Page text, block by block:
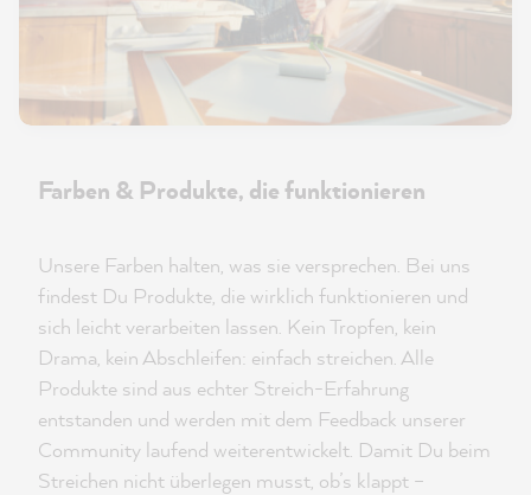
Farben & Produkte, die funktionieren
Unsere Farben halten, was sie versprechen. Bei uns
findest Du Produkte, die wirklich funktionieren und
sich leicht verarbeiten lassen. Kein Tropfen, kein
Drama, kein Abschleifen: einfach streichen. Alle
Produkte sind aus echter Streich-Erfahrung
entstanden und werden mit dem Feedback unserer
Community laufend weiterentwickelt. Damit Du beim
Streichen nicht überlegen musst, ob’s klappt –